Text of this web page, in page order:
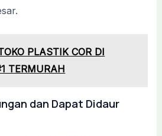
PLASTIK COR DI
TERMURAH
dan Dapat Didaur